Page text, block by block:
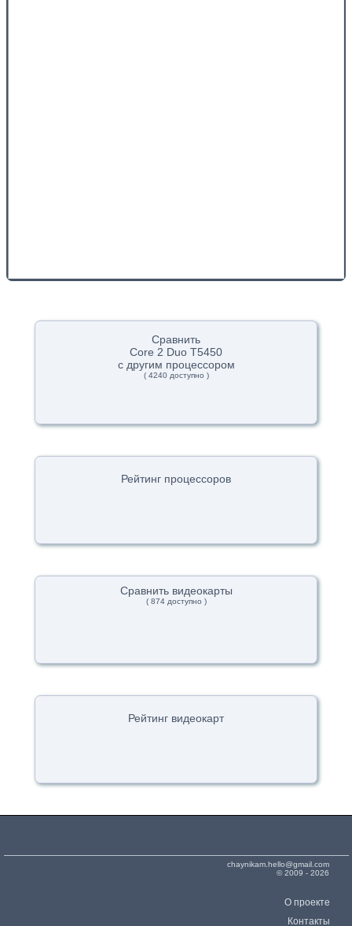
Сравнить
Core 2 Duo T5450
с другим процессором
( 4240 доступно )
Рейтинг процессоров
Сравнить видеокарты
( 874 доступно )
Рейтинг видеокарт
chaynikam.hello@gmail.com
© 2009 - 2026
О проекте
Контакты